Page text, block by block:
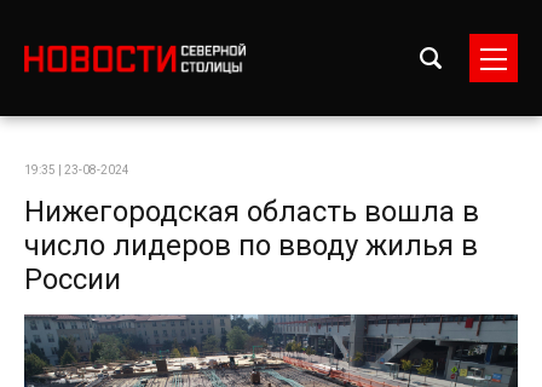
19:35 | 23-08-2024
Нижегородская область вошла в
число лидеров по вводу жилья в
России